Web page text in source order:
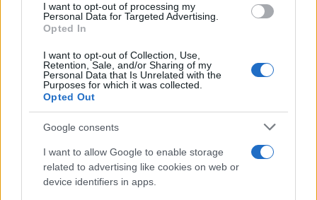
I want to opt-out of processing my
Personal Data for Targeted Advertising.
Opted In
I want to opt-out of Collection, Use,
Retention, Sale, and/or Sharing of my
Personal Data that Is Unrelated with the
Purposes for which it was collected.
Opted Out
Google consents
I want to allow Google to enable storage
related to advertising like cookies on web or
device identifiers in apps.
Continua a leggere